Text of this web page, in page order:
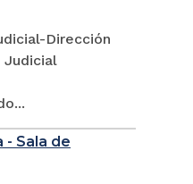
Dirección
Judicial
- Sala de